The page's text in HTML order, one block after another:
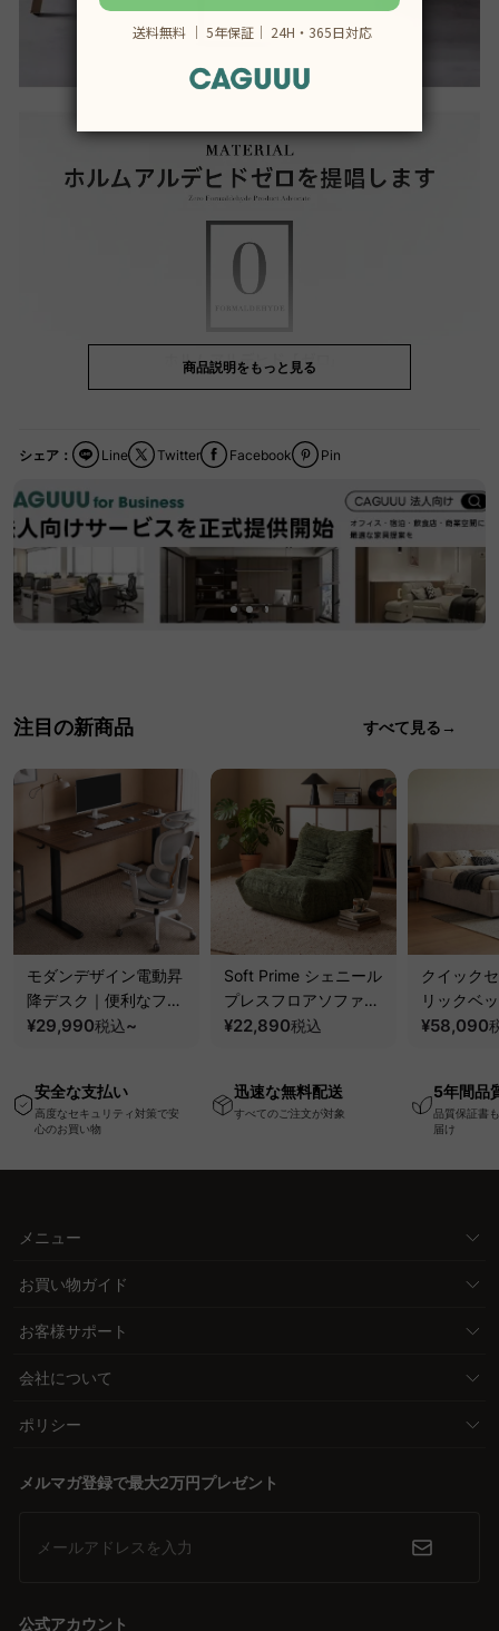
商品説明をもっと見る
シェア： Facebook
Twitter Pin
Line
注目の新商品 すべて見る→
モダンデザイン電動昇
降デスク｜便利なフッ
ク・コンセント・
ー機能搭載ワークデス
ク
¥29,990税込~
Soft Prime シェニール
プレスフロアソファ｜
圧縮梱包で搬入しやす
ァ
¥22,890税込
クイック
リックベ
要で組み
¥58,090
安全な支払い
高度なセキュリティ対策で安
心のお買い物
迅速な無料配送
すべてのご注文が対象
5年間品
品質保証書
届け
メニュー
お買い物ガイド
お客様サポート
会社について
ポリシー
メルマガ登録で最大2万円プレゼント
メールアドレスを入力
公式アカウント